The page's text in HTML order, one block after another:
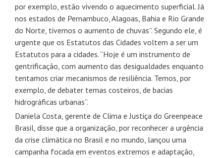
por exemplo, estão vivendo o aquecimento superficial. Já
nos estados de Pernambuco, Alagoas, Bahia e Rio Grande
do Norte, tivemos o aumento de chuvas”. Segundo ele, é
urgente que os Estatutos das Cidades voltem a ser um
Estatutos para a cidades. “Hoje é um instrumento de
gentrificação, com aumento das desigualdades enquanto
tentamos criar mecanismos de resiliência. Temos, por
exemplo, de debater temas costeiros, de bacias
hidrográficas urbanas”.
Daniela Costa, gerente de Clima e Justiça do Greenpeace
Brasil, disse que a organização, por reconhecer a urgência
da crise climática no Brasil e no mundo, lançou uma
campanha focada em eventos extremos e adaptação,